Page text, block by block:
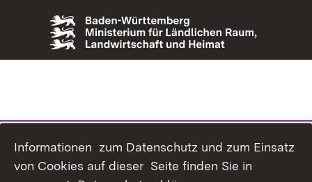
Informationen zum Datenschutz und zum Einsatz
von Cookies auf dieser Seite finden Sie in